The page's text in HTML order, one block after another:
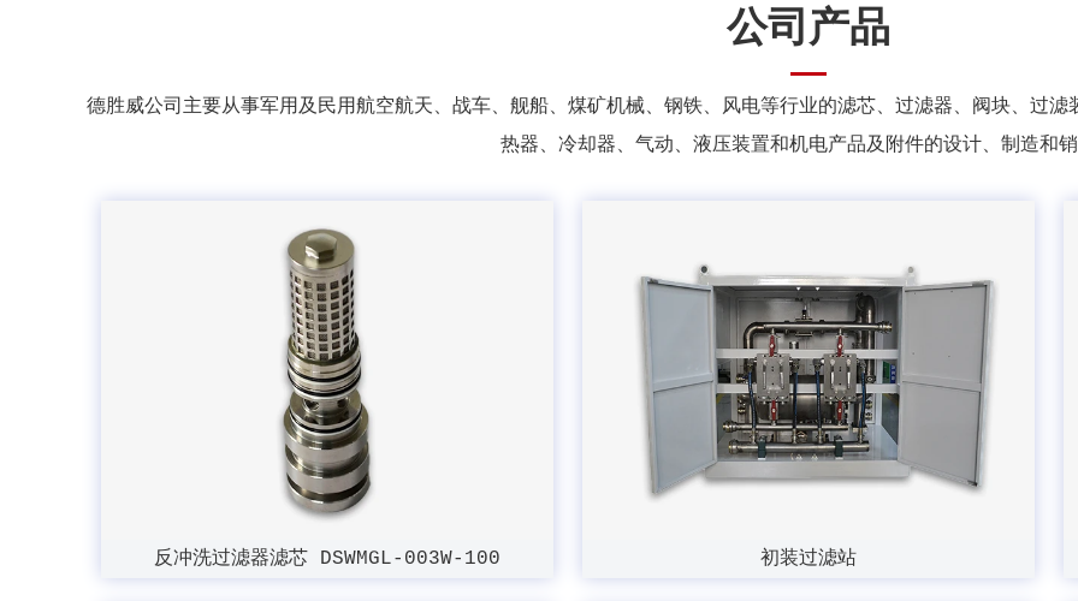
公司产品
德胜威公司主要从事军用及民用航空航天、战车、舰船、煤矿机械、钢铁、风电等行业的滤芯、过滤器、阀块、过
热器、冷却器、气动、液压装置和机电产品及附件的设计、制造和
反冲洗过滤器滤芯 DSWMGL-003W-100 初装过滤站